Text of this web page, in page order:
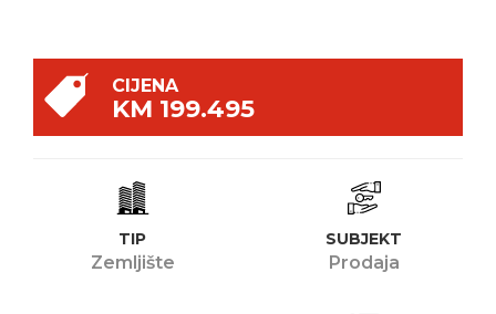
CIJENA
KM 199.495
TIP
Zemljište
SUBJEKT
Prodaja